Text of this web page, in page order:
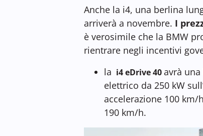
Anche la i4, una berlina
arriverà a novembre. I
è verosimile che la BMW
rientrare negli incentivi
la i4 eDrive 40avrà
elettrico da 250 kW
accelerazione 100
190 km/h.